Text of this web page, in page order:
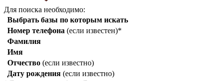
Для поиска необходимо:
Выбрать базы по которым искать
Номер телефона (если известен)*
Фамилия
Имя
Отчество (если известно)
Дату рождения (если известно)